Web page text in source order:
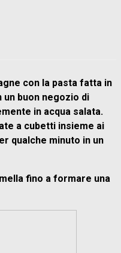
con la pasta fatta in
buon negozio di
in acqua salata.
a cubetti insieme ai
qualche minuto in un
fino a formare una